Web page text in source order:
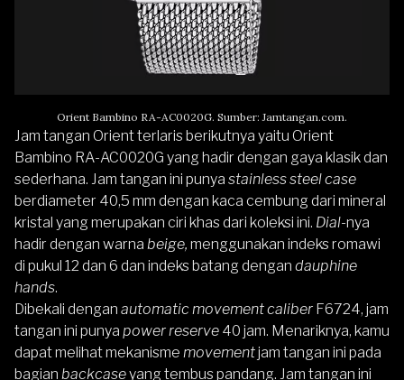
Orient Bambino RA-AC0020G. Sumber: Jamtangan.com.
Jam tangan Orient terlaris berikutnya yaitu Orient
Bambino RA-AC0020G yang hadir dengan gaya klasik dan
sederhana. Jam tangan ini punya stainless steel case
berdiameter 40,5 mm dengan kaca cembung dari mineral
kristal yang merupakan ciri khas dari koleksi ini. Dial-nya
hadir dengan warna beige, menggunakan indeks romawi
di pukul 12 dan 6 dan indeks batang dengan dauphine
hands.
Dibekali dengan automatic movement caliber F6724, jam
tangan ini punya power reserve 40 jam. Menariknya, kamu
dapat melihat mekanisme movementjam tangan ini pada
bagian backcaseyang tembus pandang. Jam tangan ini